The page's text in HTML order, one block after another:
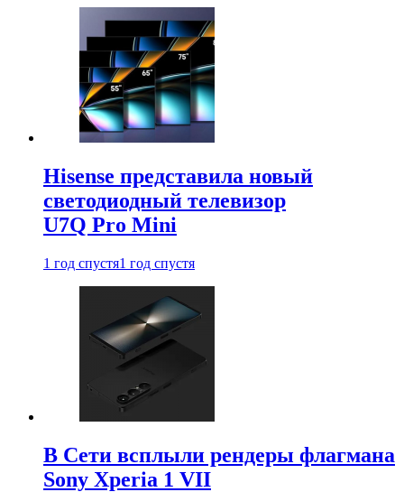
Hisense представила новый
светодиодный телевизор
U7Q Pro Mini
1 год спустя1 год спустя
В Сети всплыли рендеры флагмана
Sony Xperia 1 VII